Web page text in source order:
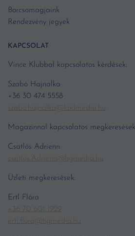
Borcsomagjaink
Rendezvény jegyek
KAPCSOLAT
Vince Klubbal kapcsolatos kérdések:
Szabó Hajnalka
+36 30 474 5558
szabo.hajnalka@kodmedia.hu
Magazinnal kapcsolatos
Csatlós Adrienn
csatlos.Adrienn@hgmedia.hu
Üzleti megkeresések:
Ertl Flóra
+36 70 601 1929
ertl.flora@hgmedia.hu